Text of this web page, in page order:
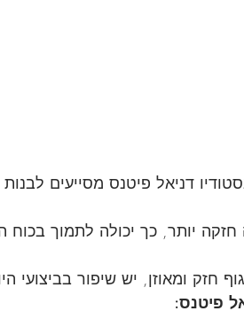
דניאל פיטנס מסייעים
יותר, כך יכולה לתמוך בכוח
חזק ומאוזן, יש שיפור בביצועי
פיטנס: